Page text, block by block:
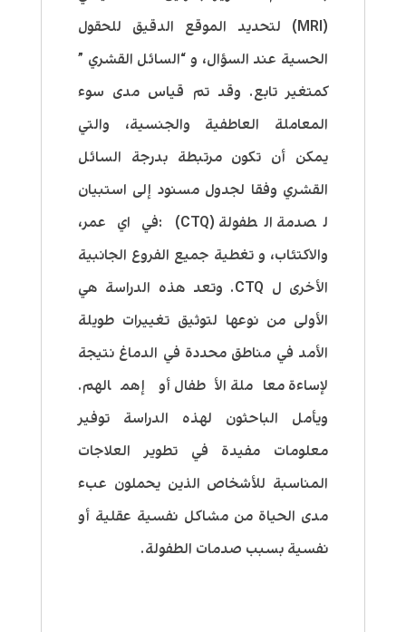
(MRI) لتحديد الموقع الدقيق للحقول
الحسية عند السؤال، و “السائل القشري ”
كمتغير تابع. وقد تم قياس مدى سوء
المعاملة العاطفية والجنسية، والتي
يمكن أن تكون مرتبطة بدرجة السائل
القشري وفقا لجدول مسنود إلى استبيان
لصدمة الطفولة (CTQ) :في اي عمر،
والاكتئاب، و تغطية جميع الفروع الجانبية
الأخرى ل CTQ. وتعد هذه الدراسة هي
الأولى من نوعها لتوثيق تغييرات طويلة
الأمد في مناطق محددة في الدماغ نتيجة
لإساءة معاملة الأطفال أو إهمالهم.
ويأمل الباحثون لهذه الدراسة توفير
معلومات مفيدة في تطوير العلاجات
المناسبة للأشخاص الذين يحملون عبء
مدى الحياة من مشاكل نفسية عقلية أو
نفسية بسبب صدمات الطفولة.